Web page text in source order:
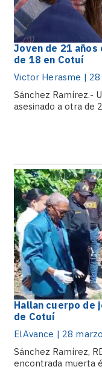
Joven de 21
de 18 en Cotuí
Victor Herasme |
Sánchez Ramírez.-
asesinado a otra de
Hallan cuerpo de
de Cotuí
ElAvance | 28
Sánchez Ramírez,
encontrada muerta